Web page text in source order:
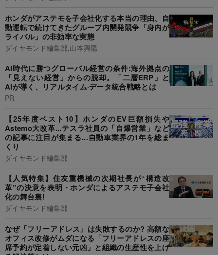
ホンダがアステモを子会社化する本当の理由、自
動運転で続けてきたグループ内開発競争「身内が
ライバル」の非効率な実態
ダイヤモンド編集部,山本興陽
AI時代に勝つグローバル経営の条件:海外拠点の
「見えない経営」からの脱却。「二層ERP」と
AIが導く、リアルタイム·データ統合戦略とは
PR
【25年度ベスト10】ホンダのEV巨額損失や
Astemo大改革...テスラ社員の「自爆営業」など
の記事に注目が集まる...自動車業界の1年を総ま
くり
ダイヤモンド編集部
【人気特集】住友重機械の次期社長が“構造改
革”の決意を表明・ホンダによるアステモ子会社
化の舞台裏!
ダイヤモンド編集部
なぜ「フリーアドレス」は失敗するのか? 高額な
オフィス改修がムダになる「フリーアドレスの座
席予約が定着しない元凶」と組織の生産性を上げ